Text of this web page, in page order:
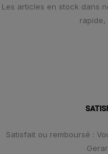
Les articles en stock dans
rapide,
Satisfait ou remboursé :